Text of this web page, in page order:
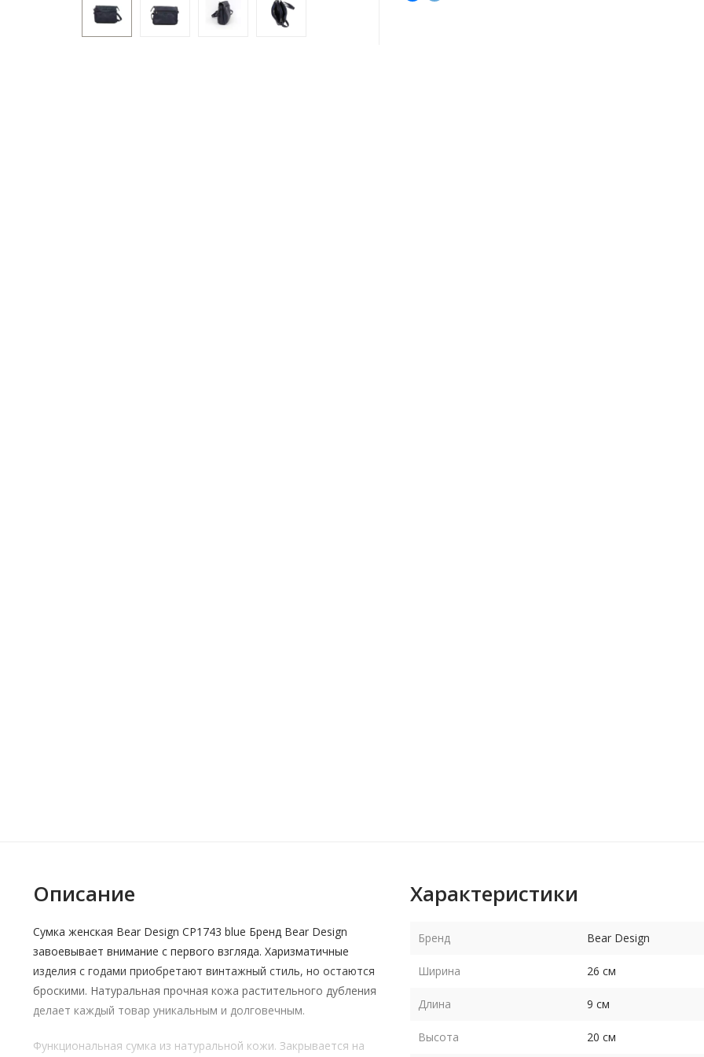
Описание
Сумка женская Bear Design CP1743 blue Бренд Bear Design
завоевывает внимание с первого взгляда. Харизматичные
изделия с годами приобретают винтажный стиль, но остаются
броскими. Натуральная прочная кожа растительного дубления
делает каждый товар уникальным и долговечным.
Функциональная сумка из натуральной кожи. Закрывается на
Характеристики
Бренд Bear Design
Ширина 26 см
Длина 9 см
Высота 20 см